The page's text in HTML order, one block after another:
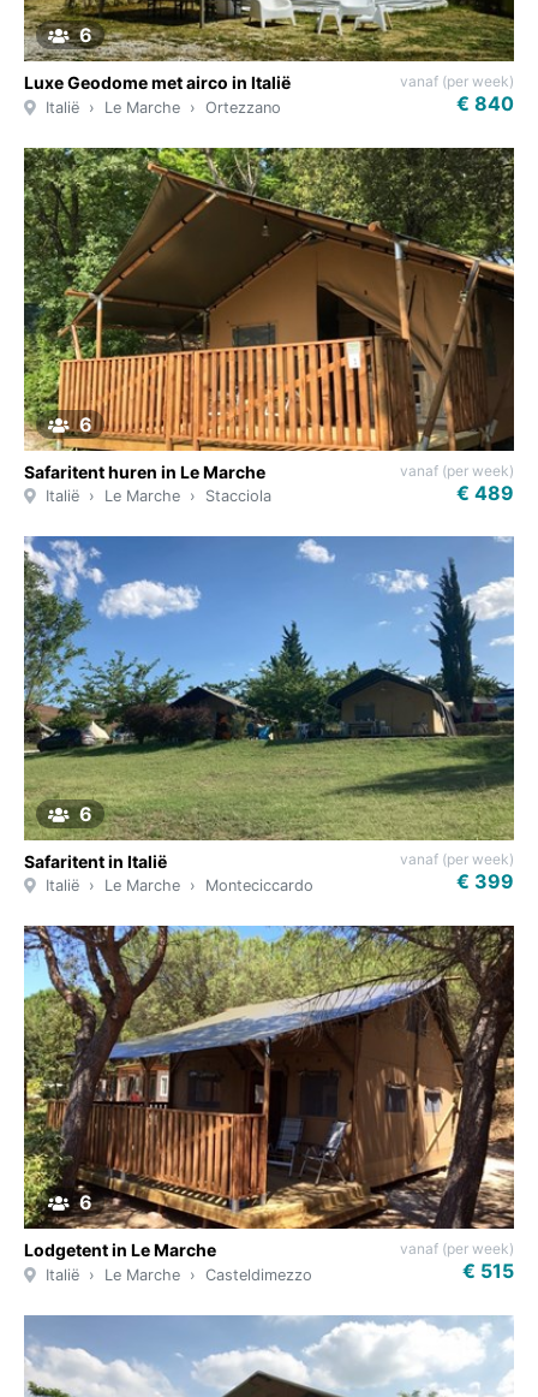
6
Luxe Geodome met airco in Italië
Italië Le Marche Ortezzano
vanaf (per week)
€ 840
6
Safaritent huren in Le Marche
Italië Le Marche Stacciola
vanaf (per week)
€ 489
6
Safaritent in Italië
Italië Le Marche Monteciccardo
vanaf (per week)
€ 399
6
Lodgetent in Le Marche
Italië Le Marche Casteldimezzo
vanaf (per week)
€ 515